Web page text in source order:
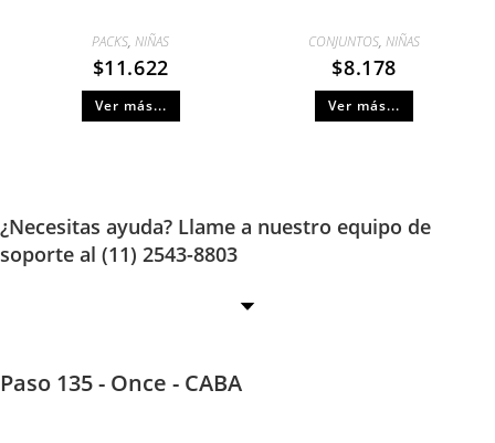
PACKS,NIÑAS
$11.622
Ver más...
CONJUNTOS,NIÑAS
$8.178
Ver más...
¿Necesitas ayuda? Llame a nuestro equipo de
soporte al (11) 2543-8803
Paso 135 - Once - CABA